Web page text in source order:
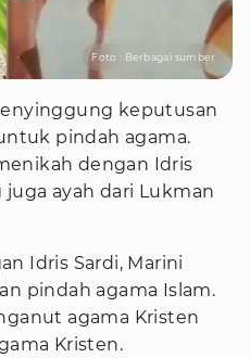
Foto : Berbagai sumber
keputusan
pindah agama.
dengan Idris
juga ayah dari Lukman
Idris Sardi, Marini
pindah agama Islam.
agama Kristen
Kristen.